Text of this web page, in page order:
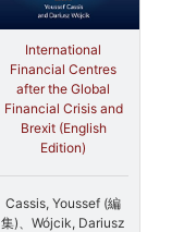
International
Financial Centres
after the Global
Financial Crisis and
Brexit (English
Edition)
Cassis, Youssef (編
集)、Wójcik, Dariusz